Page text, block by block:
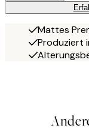
Mattes
Produziert